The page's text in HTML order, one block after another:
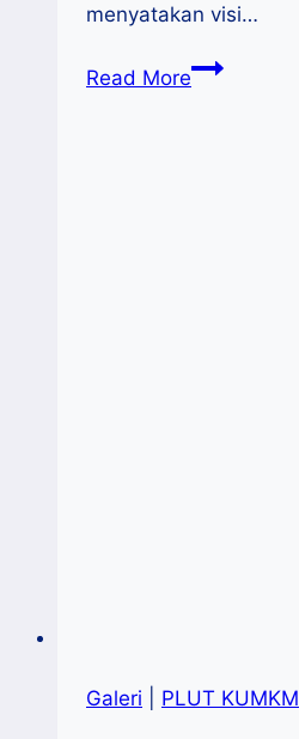
menyatakan visi…
Read MoreUMKM
Galeri PLUT KUMKM